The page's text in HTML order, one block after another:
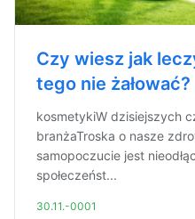
Czy wiesz jak
tego nie żałować?
kosmetykiW dzisiejszych
branżaTroska o nasze
samopoczucie jest
społeczeńst...
30.11.-0001